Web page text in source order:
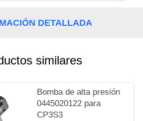
DETALLADA
similares
Bomba de alta presión
0445020122 para
CP3S3